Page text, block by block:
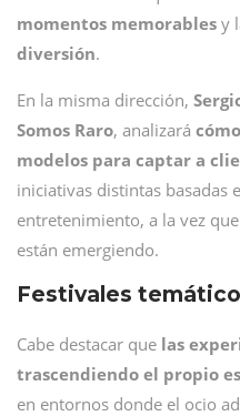
momentos memorables y
diversión.
En la misma dirección,
Somos Raro, analizará
modelos para captar a
iniciativas distintas basadas
entretenimiento, a la vez
están emergiendo.
Festivales
Cabe destacar que las
trascendiendo el propio
en entornos donde el ocio